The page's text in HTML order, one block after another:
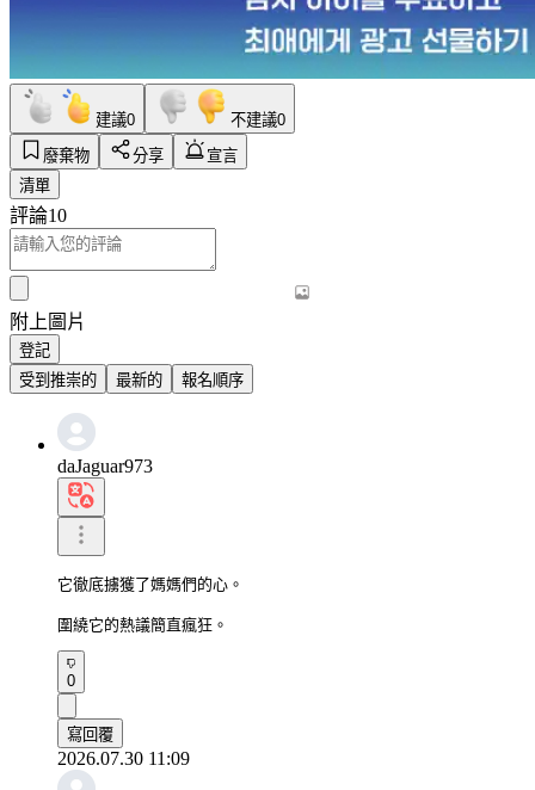
建議0 不建議0
廢棄物
分享
宣言
清單
評論10
附上圖片
登記
受到推崇的
最新的 報名順序
daJaguar973
它徹底擄獲了媽媽們的心。
圍繞它的熱議簡直瘋狂。
0
寫回覆
2026.07.30 11:09